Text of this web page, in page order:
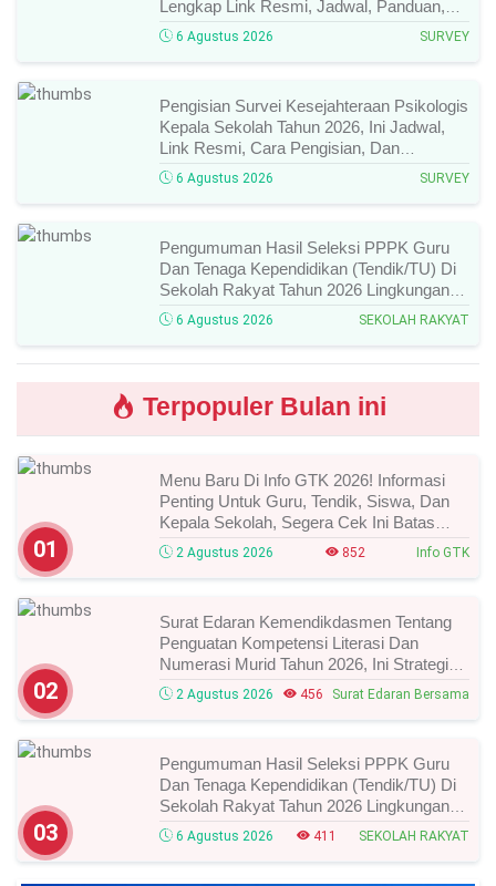
Lengkap Link Resmi, Jadwal, Panduan,
Dan Hal Yang Wajib Diperhatikan!
6 Agustus 2026 SURVEY
Pengisian Survei Kesejahteraan Psikologis
Kepala Sekolah Tahun 2026, Ini Jadwal,
Link Resmi, Cara Pengisian, Dan
Ketentuan Lengkapnya!
6 Agustus 2026 SURVEY
Pengumuman Hasil Seleksi PPPK Guru
Dan Tenaga Kependidikan (Tendik/TU) Di
Sekolah Rakyat Tahun 2026 Lingkungan
Kementerian Sosial RI, Ini Daftar Nama
Peserta Yang Lolos!
6 Agustus 2026 SEKOLAH RAKYAT
Terpopuler Bulan ini
01
Menu Baru Di Info GTK 2026! Informasi
Penting Untuk Guru, Tendik, Siswa, Dan
Kepala Sekolah, Segera Cek Ini Batas
Waktunya!
2 Agustus 2026 852 Info GTK
02
Surat Edaran Kemendikdasmen Tentang
Penguatan Kompetensi Literasi Dan
Numerasi Murid Tahun 2026, Ini Strategi
Dan Alurnya
2 Agustus 2026 456 Surat Edaran Bersama
03
Pengumuman Hasil Seleksi PPPK Guru
Dan Tenaga Kependidikan (Tendik/TU) Di
Sekolah Rakyat Tahun 2026 Lingkungan
Kementerian Sosial RI, Ini Daftar Nama
Peserta Yang Lolos!
6 Agustus 2026 411 SEKOLAH RAKYAT